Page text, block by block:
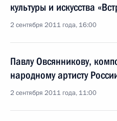
культуры и искусства
2 сентября 2011 года, 16:00
Павлу Овсянникову,
народному артисту
2 сентября 2011 года, 11:00